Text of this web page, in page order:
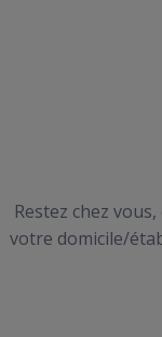
Restez chez
votre domicile/